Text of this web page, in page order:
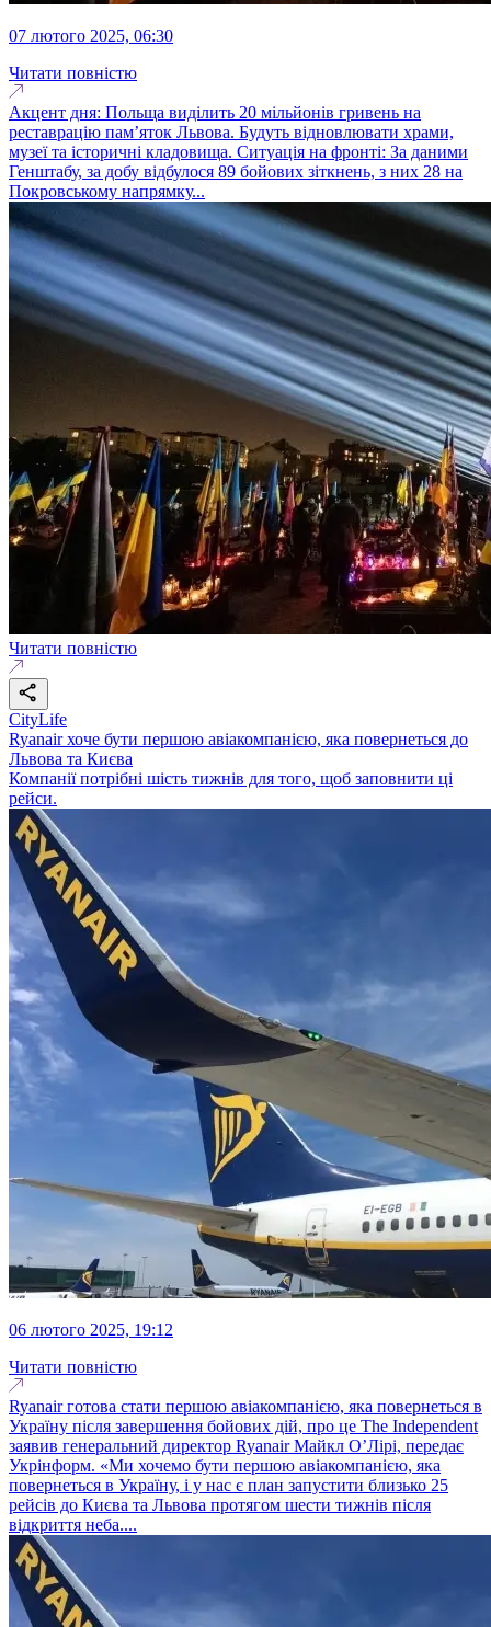
07 лютого 2025, 06:30
Читати повністю
Акцент дня: Польща виділить 20 мільйонів гривень на
реставрацію пам’яток Львова. Будуть відновлювати храми,
музеї та історичні кладовища. Ситуація на фронті: За даними
Генштабу, за добу відбулося 89 бойових зіткнень, з них 28 на
Покровському напрямку...
Читати повністю
CityLife
Ryanair хоче бути першою авіакомпанією, яка повернеться до
Львова та Києва
Компанії потрібні шість тижнів для того, щоб заповнити ці
рейси.
06 лютого 2025, 19:12
Читати повністю
Ryanair готова стати першою авіакомпанією, яка повернеться в
Україну після завершення бойових дій, про це The Independent
заявив генеральний директор Ryanair Майкл О’Лірі, передає
Укрінформ. «Ми хочемо бути першою авіакомпанією, яка
повернеться в Україну, і у нас є план запустити близько 25
рейсів до Києва та Львова протягом шести тижнів після
відкриття неба....